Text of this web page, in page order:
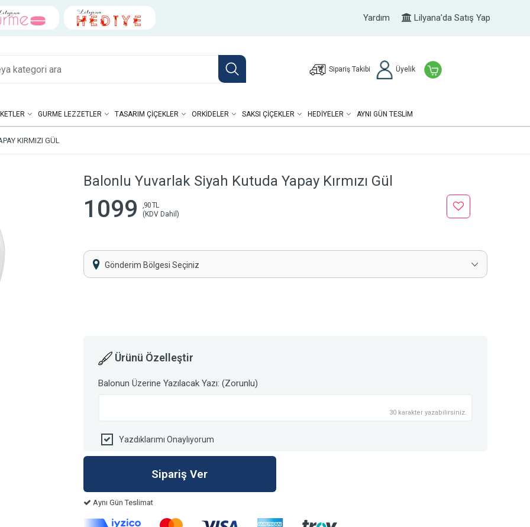
Yardım Lilyana'da Satış Yap
Sipariş Takibi Üyelik
GURME LEZZETLER TASARIM ÇIÇEKLER ORKIDELER SAKSI ÇIÇEKLER HEDIYELER AYNI GÜN TESLİM
KIRMIZI GÜL
Balonlu Yuvarlak Siyah Kutuda Yapay Kırmızı Gül
1099
,90 TL
(KDV Dahil)
Gönderim Bölgesi Seçiniz
Ürünü Özelleştir
Balonun Üzerine Yazılacak Yazı: (Zorunlu)
30 karakter yazabilirsiniz.
Yazdıklarımı Onaylıyorum
Aynı Gün Teslimat